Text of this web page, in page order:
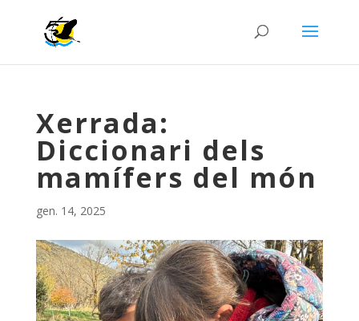
Xerrada:
Diccionari dels
mamífers del món
gen. 14, 2025